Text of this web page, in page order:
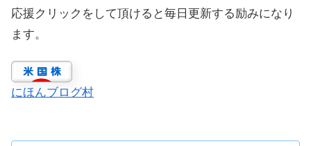
応援クリックをして頂けると毎日更新する励みになり
ます。
にほんブログ村